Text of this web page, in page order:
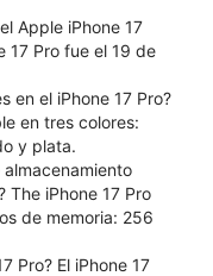
Apple iPhone 17
17 Pro fue el 19 de
en el iPhone 17 Pro?
en tres colores:
y plata.
The iPhone 17 Pro
de memoria: 256
Pro? El iPhone 17